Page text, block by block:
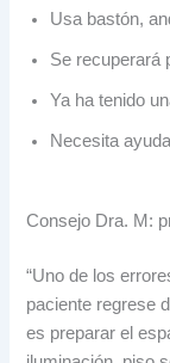
Usa bastón,
Se recuperará
Ya ha tenido
Necesita
Consejo Dra. M:
“Uno de los
paciente regrese
es preparar el